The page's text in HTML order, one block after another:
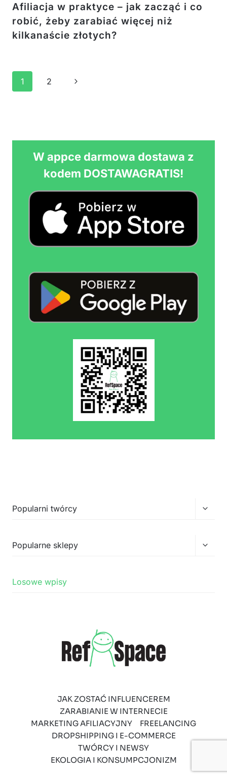
Afiliacja w praktyce – jak zacząć i co
robić, żeby zarabiać więcej niż
kilkanaście złotych?
Nawigacja
strony
1 2
Następna
W appce darmowa dostawa z
kodem DOSTAWAGRATIS!
Popularni twórcy
Popularne sklepy
Losowe wpisy
JAK ZOSTAĆ INFLUENCEREM
ZARABIANIE W INTERNECIE
MARKETING AFILIACYJNY
FREELANCING
DROPSHIPPING I E-COMMERCE
TWÓRCY I NEWSY
EKOLOGIA I KONSUMPCJONIZM